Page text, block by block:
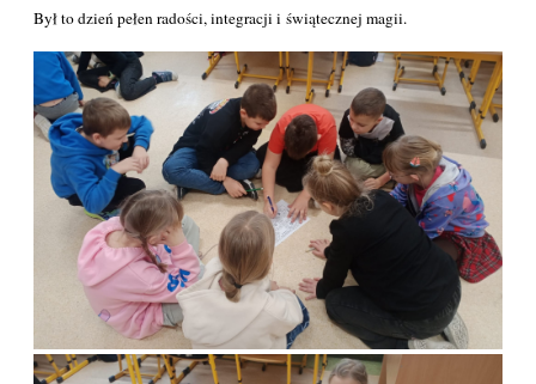
Był to dzień pełen radości, integracji i świątecznej magii.